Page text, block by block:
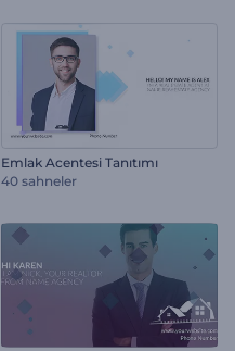
Emlak Acentesi Tanıtımı
40 sahneler